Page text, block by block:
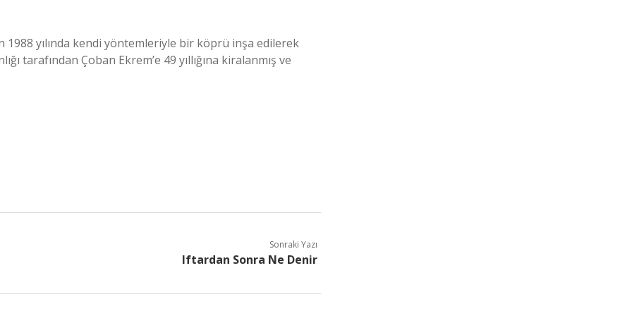
1988 yılında kendi yöntemleriyle bir köprü inşa edilerek
tarafından Çoban Ekrem’e 49 yıllığına kiralanmış ve
Sonraki Yazı
Iftardan Sonra Ne Denir